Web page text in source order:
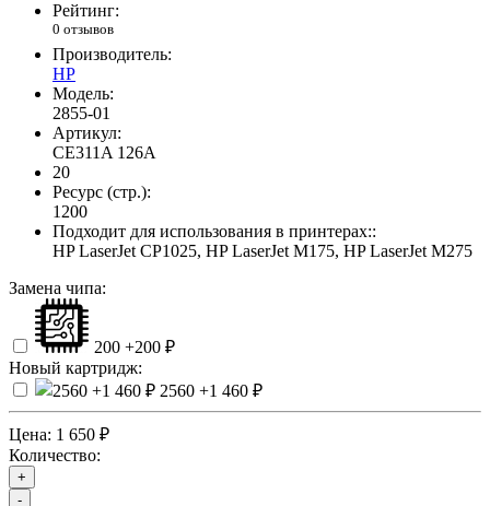
Рейтинг:
0 отзывов
Производитель:
HP
Модель:
2855-01
Артикул:
CE311A 126A
20
Ресурс (стр.):
1200
Подходит для использования в принтерах::
HP LaserJet CP1025, HP LaserJet M175, HP LaserJet M275
Замена чипа:
200 +200 ₽
Новый картридж:
2560 +1 460 ₽
Цена: 1 650 ₽
Количество:
+
-